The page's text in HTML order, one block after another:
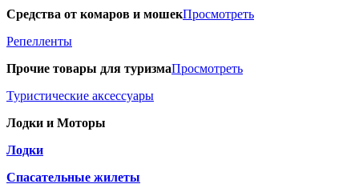
Средства от комаров и мошекПросмотреть
Репелленты
Прочие товары для туризмаПросмотреть
Туристические аксессуары
Лодки и Моторы
Лодки
Спасательные жилеты